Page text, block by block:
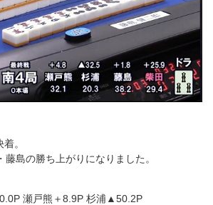
。
島の勝ち上がりになりました。
瀬戸熊＋8.9P 杉浦▲50.2P